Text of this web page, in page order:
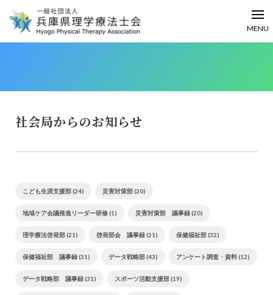
MENU
社会局からのお知らせ
こども生涯支援部 (24) 災害対策部 (20)
地域ケア会議推進リーダー研修 (1) 災害対策部 議事録 (20)
理学療法啓発部 (21) 啓発部会 議事録 (21) 保健福祉部 (32)
保健福祉部 議事録 (31) データ戦略部 (43) アンケート調査・資料 (12)
データ戦略部 議事録 (31) スポーツ活動支援部 (19)